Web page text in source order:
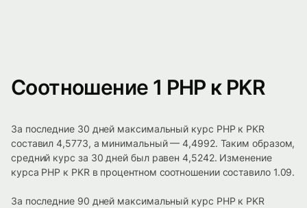
Соотношение 1 PHP к PKR
За последние 30 дней максимальный курс PHP к PKR
составил 4,5773, а минимальный — 4,4992. Таким образом,
средний курс за 30 дней был равен 4,5242. Изменение
курса PHP к PKR в процентном соотношении составило 1.09.
За последние 90 дней максимальный курс PHP к PKR